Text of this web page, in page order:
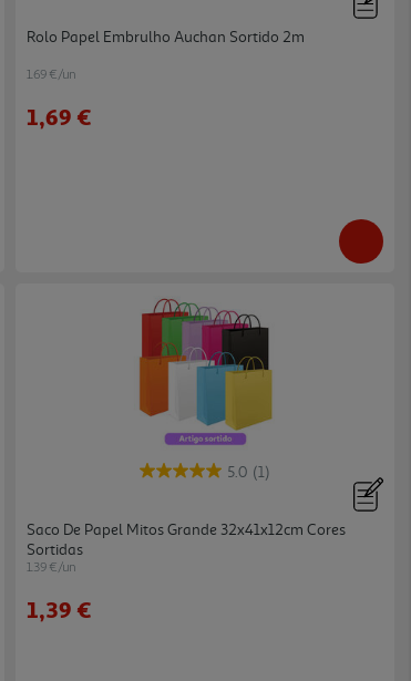
Rolo Papel Embrulho Auchan Sortido 2m
1.69 €/un
1,69 €
5.0 (1)
Saco De Papel Mitos Grande 32x41x12cm Cores
Sortidas
1.39 €/un
1,39 €